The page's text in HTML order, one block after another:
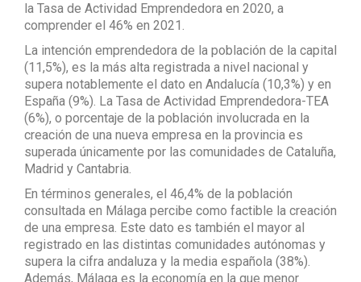
la Tasa de Actividad Emprendedora en 2020, a
comprender el 46% en 2021.
La intención emprendedora de la población de la capital
(11,5%), es la más alta registrada a nivel nacional y
supera notablemente el dato en Andalucía (10,3%) y en
España (9%). La Tasa de Actividad Emprendedora-TEA
(6%), o porcentaje de la población involucrada en la
creación de una nueva empresa en la provincia es
superada únicamente por las comunidades de Cataluña,
Madrid y Cantabria.
En términos generales, el 46,4% de la población
consultada en Málaga percibe como factible la creación
de una empresa. Este dato es también el mayor al
registrado en las distintas comunidades autónomas y
supera la cifra andaluza y la media española (38%).
Además, Málaga es la economía en la que menor